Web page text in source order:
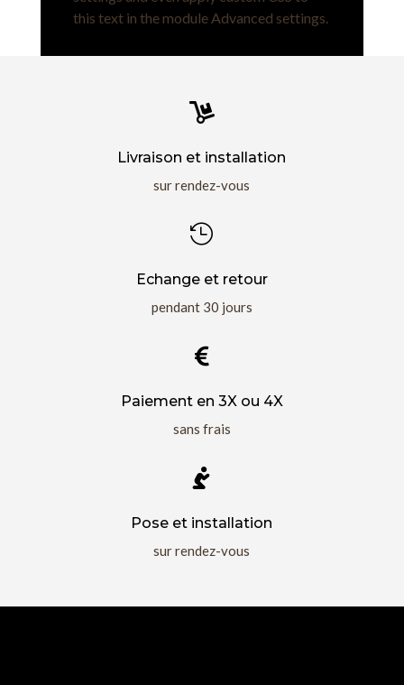
this text in the module Advanced settings.

Livraison et installation
sur rendez-vous

Echange et retour
pendant 30 jours

Paiement en 3X ou 4X
sans frais

Pose et installation
sur rendez-vous